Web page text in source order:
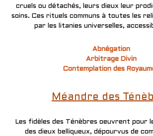
cruels ou détachés, leurs dieux leur
soins. Ces rituels communs à toutes les
par les litanies universelles,
Abnégation
Arbitrage Divin
Contemplation des
Méandre des
Les fidèles des Ténèbres oeuvrent pour
des dieux belliqueux, dépourvus de